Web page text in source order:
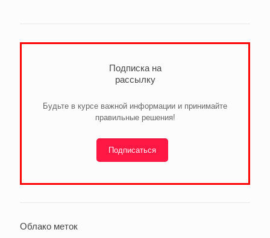
Подписка на
рассылку
Будьте в курсе важной информации и принимайте
правильные решения!
Подписаться
Облако меток